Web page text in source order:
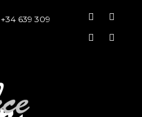
+34 639 309